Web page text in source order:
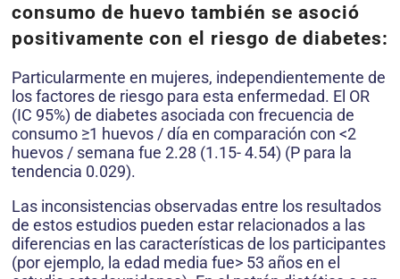
consumo de huevo también se asoció
positivamente con el riesgo de diabetes:
Particularmente en mujeres, independientemente de
los factores de riesgo para esta enfermedad. El OR
(IC 95%) de diabetes asociada con frecuencia de
consumo ≥1 huevos / día en comparación con <2
huevos / semana fue 2.28 (1.15- 4.54) (P para la
tendencia 0.029).
Las inconsistencias observadas entre los resultados
de estos estudios pueden estar relacionados a las
diferencias en las características de los participantes
(por ejemplo, la edad media fue> 53 años en el